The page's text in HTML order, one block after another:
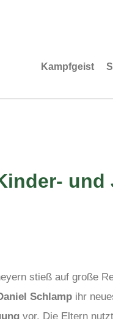
Kampfgeist
stieß auf große
Schlamp ihr
vor. Die Eltern